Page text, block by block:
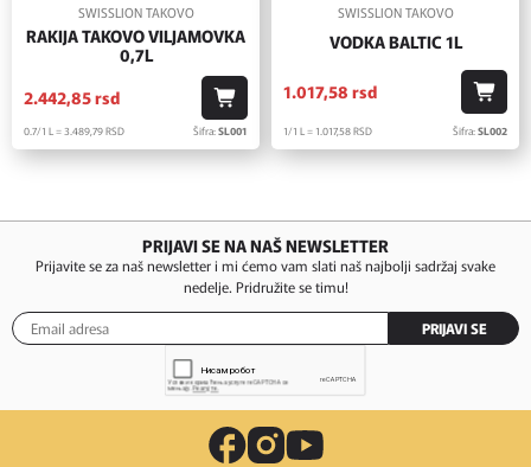
SWISSLION TAKOVO
RAKIJA TAKOVO VILJAMOVKA
0,7L
2.442,85rsd
0.7/1 L = 3.489,79RSD Šifra:SL001
SWISSLION TAKOVO
VODKA BALTIC 1L
1.017,58 rsd
1/1 L = 1.017,58RSD Šifra:SL002
PRIJAVI SE NA NAŠ NEWSLETTER
Prijavite se za naš newsletter i mi ćemo vam slati naš najbolji sadržaj svake
nedelje. Pridružite se timu!
PRIJAVI SE